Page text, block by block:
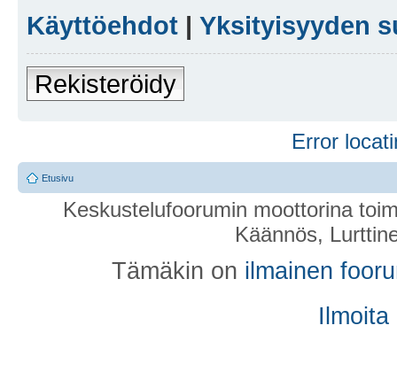
Käyttöehdot | Yksityisyyden
Rekisteröidy
Error
Etusivu
Keskustelufoorumin moottorina
Käännös,
Tämäkin on ilmainen